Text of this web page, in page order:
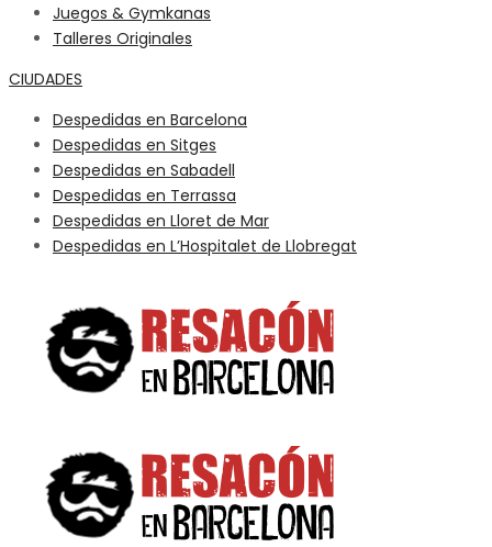
Juegos & Gymkanas
Talleres Originales
CIUDADES
Despedidas en Barcelona
Despedidas en Sitges
Despedidas en Sabadell
Despedidas en Terrassa
Despedidas en Lloret de Mar
Despedidas en L’Hospitalet de Llobregat